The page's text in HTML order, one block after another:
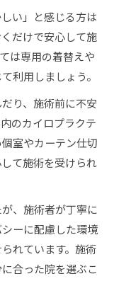
い」と感じる方は
だけで安心して施
は専用の着替えや
利用しましょう。
り、施術前に不安
のカイロプラクテ
室やカーテン仕切
て施術を受けられ
、施術者が丁寧に
ーに配慮した環境
れています。施術
合った院を選ぶこ